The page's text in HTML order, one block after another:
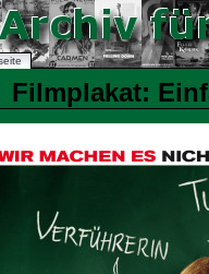
Filmplakat: